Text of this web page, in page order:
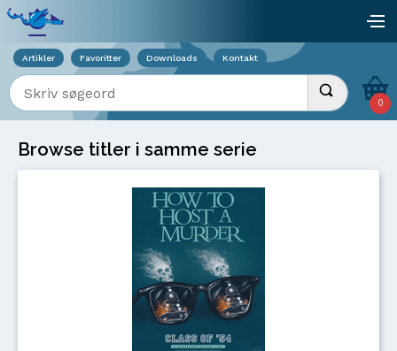
Artikler Favoritter Downloads Kontakt
Indtast søgeord Udfør søgning
0
Browse titler i samme serie
Viser overlay for indkøbskurv